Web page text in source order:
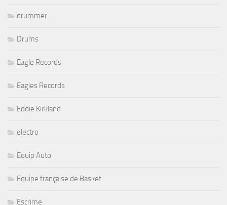
drummer
Drums
Eagle Records
Eagles Records
Eddie Kirkland
electro
Equip Auto
Equipe française de Basket
Escrime